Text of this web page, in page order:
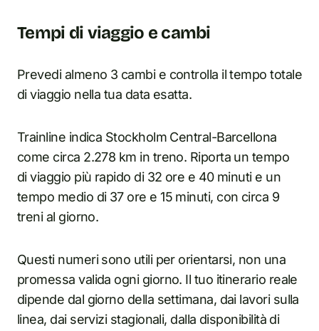
Tempi di viaggio e cambi
Prevedi almeno 3 cambi e controlla il tempo totale
di viaggio nella tua data esatta.
Trainline indica Stockholm Central-Barcellona
come circa 2.278 km in treno. Riporta un tempo
di viaggio più rapido di 32 ore e 40 minuti e un
tempo medio di 37 ore e 15 minuti, con circa 9
treni al giorno.
Questi numeri sono utili per orientarsi, non una
promessa valida ogni giorno. Il tuo itinerario reale
dipende dal giorno della settimana, dai lavori sulla
linea, dai servizi stagionali, dalla disponibilità di